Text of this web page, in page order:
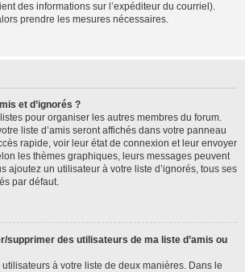
des informations sur l’expéditeur du courriel).
prendre les mesures nécessaires.
et d’ignorés ?
pour organiser les autres membres du forum.
liste d’amis seront affichés dans votre panneau
rapide, voir leur état de connexion et leur envoyer
les thèmes graphiques, leurs messages peuvent
ajoutez un utilisateur à votre liste d’ignorés, tous ses
par défaut.
supprimer des utilisateurs de ma liste d’amis ou
à votre liste de deux manières. Dans le